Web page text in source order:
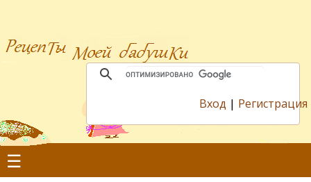
Вход | Регистрация
☰